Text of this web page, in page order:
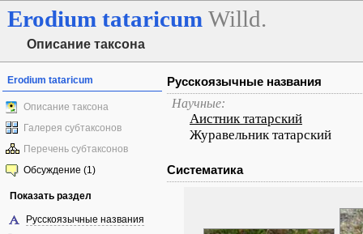
Erodium tataricum Willd.
Описание таксона
Erodium tataricum
Описание таксона
Галерея субтаксонов
Перечень субтаксонов
Обсуждение (1)
Показать раздел
Русскоязычные названия
Русскоязычные названия
Научные:
Аистник татарский
Журавельник татарский
Систематика